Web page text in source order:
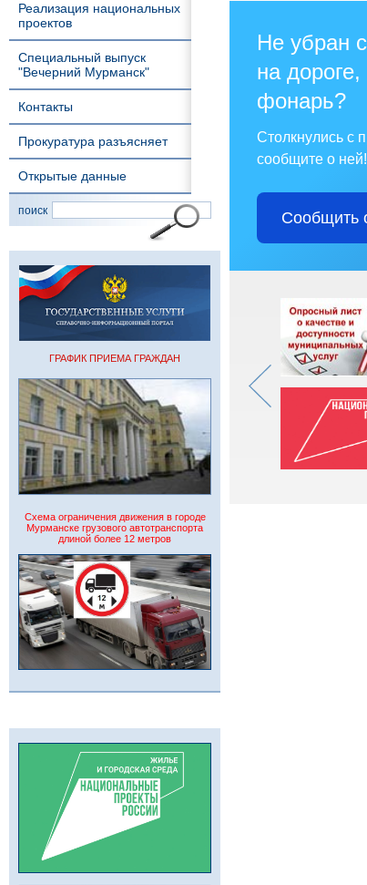
Реализация национальных
проектов
Специальный выпуск
"Вечерний Мурманск"
Контакты
Прокуратура разъясняет
Открытые данные
поиск
ГРАФИК ПРИЕМА ГРАЖДАН
Схема ограничения движения в городе
Мурманске грузового автотранспорта
длиной более 12 метров
Не убран
на дороге,
фонарь?
Столкнулись с
сообщите о ней!
Сообщить